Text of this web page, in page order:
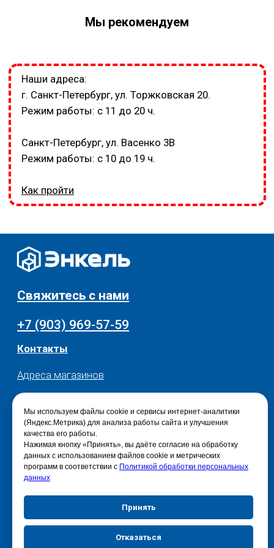
Мы используем файлы cookie и сервисы интернет-аналитики
(Яндекс.Метрика) для анализа работы сайта и улучшения
качества его работы.
Нажимая кнопку «Принять», вы даёте согласие на обработку
данных с использованием файлов cookie и метрических
программ в соответствии с Политикой обработки персональных
данных
Принять
Отказаться
Мы рекомендуем